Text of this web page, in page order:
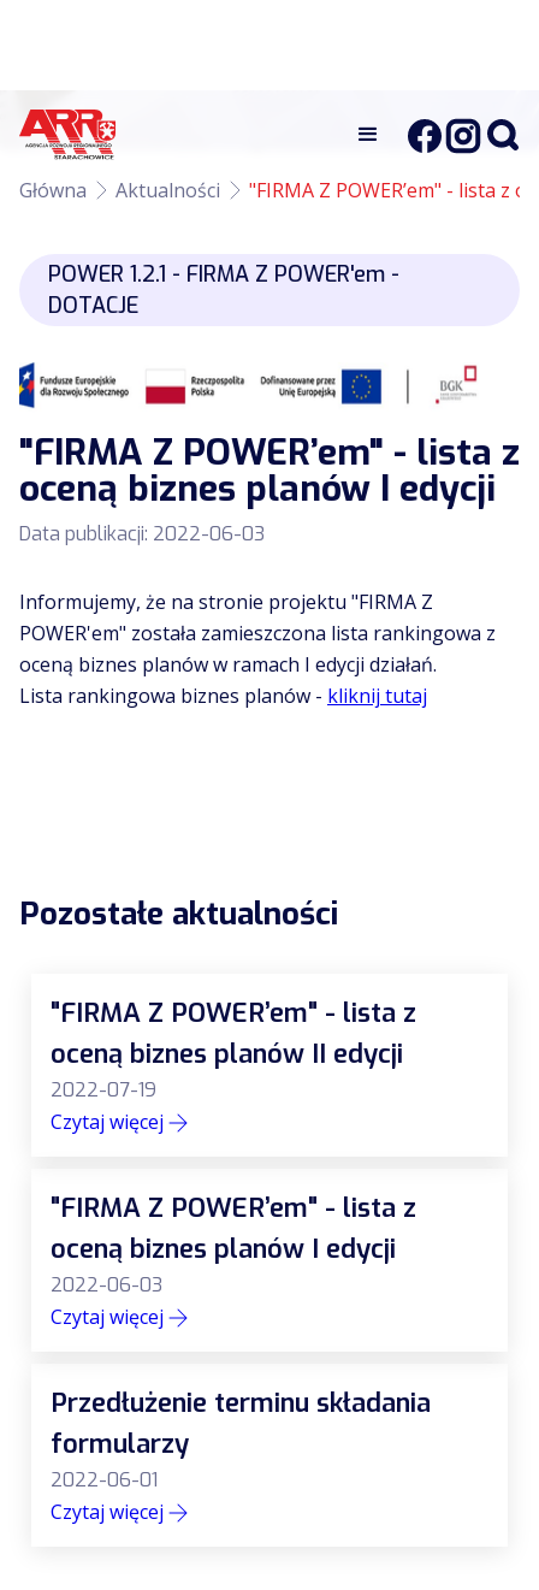
Główna Aktualności "FIRMA Z POWER’em" - lista z
POWER 1.2.1 - FIRMA Z POWER'em -
DOTACJE
"FIRMA Z POWER’em" - lista z
oceną biznes planów I edycji
Data publikacji: 2022-06-03
Informujemy, że na stronie projektu "FIRMA Z
POWER'em" została zamieszczona lista rankingowa z
oceną biznes planów w ramach I edycji działań.
Lista rankingowa biznes planów - kliknij tutaj
Pozostałe aktualności
"FIRMA Z POWER’em" - lista z
oceną biznes planów II edycji
2022-07-19
Czytaj więcej
"FIRMA Z POWER’em" - lista z
oceną biznes planów I edycji
2022-06-03
Czytaj więcej
Przedłużenie terminu składania
formularzy
2022-06-01
Czytaj więcej